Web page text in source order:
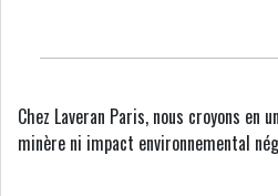
Chez Laveran Paris, nous croyons
minère ni impact environnemental